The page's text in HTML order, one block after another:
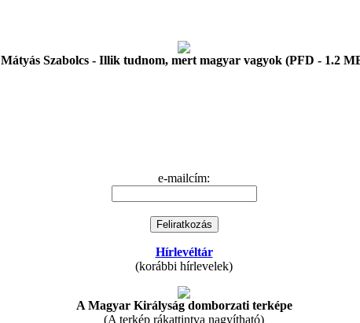
Mátyás Szabolcs - Illik tudnom, mert magyar vagyok (PFD - 1.2
e-mailcím:
Hírlevéltár
(korábbi hírlevelek)
A Magyar Királyság domborzati terképe
(A terkép rákattintva nagyítható)